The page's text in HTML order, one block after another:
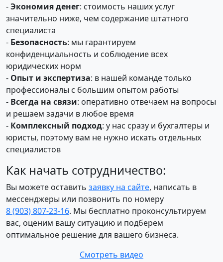
-Экономия денег: стоимость наших услуг
значительно ниже, чем содержание штатного
специалиста
- Безопасность: мы гарантируем
конфиденциальность и соблюдение всех
юридических норм
- Опыт и экспертиза: в нашей команде только
профессионалы с большим опытом работы
- Всегда на связи: оперативно отвечаем на вопросы
и решаем задачи в любое время
- Комплексный подход: у нас сразу и бухгалтеры и
юристы, поэтому вам не нужно искать отдельных
специалистов
Как начать сотрудничество:
Вы можете оставить заявку на сайте, написать в
мессенджеры или позвонить по номеру
8 (903) 807‑23‑16. Мы бесплатно проконсультируем
вас, оценим вашу ситуацию и подберем
оптимальное решение для вашего бизнеса.
Смотреть видео